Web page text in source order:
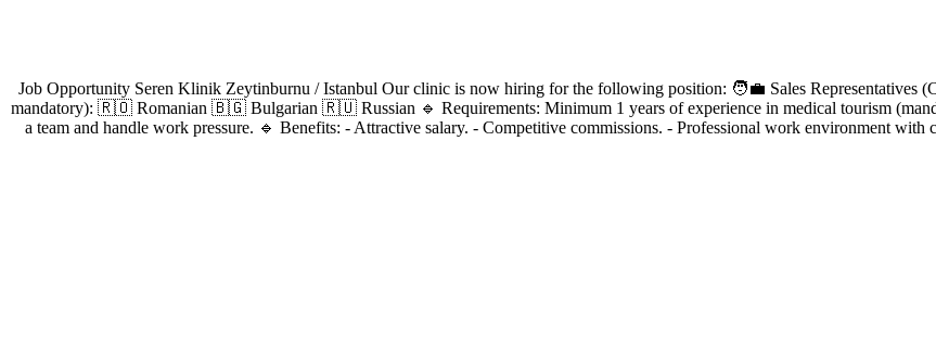
Job Opportunity Seren Klinik Zeytinburnu / Istanbul Our clinic is now hiring for the following position: 🧑‍💼 Sales Representatives
mandatory): 🇷🇴 Romanian 🇧🇬 Bulgarian 🇷🇺 Russian 🔹 Requirements: Minimum 1 years of experience in medical tourism
a team and handle work pressure. 🔹 Benefits: - Attractive salary. - Competitive commissions. - Professional work environment